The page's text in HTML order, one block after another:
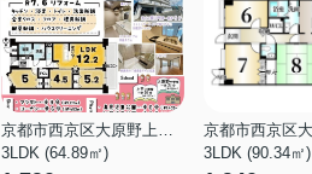
京都市西京区大原野上里南ノ町
3LDK (64.89㎡)
3LDK (90.34㎡)